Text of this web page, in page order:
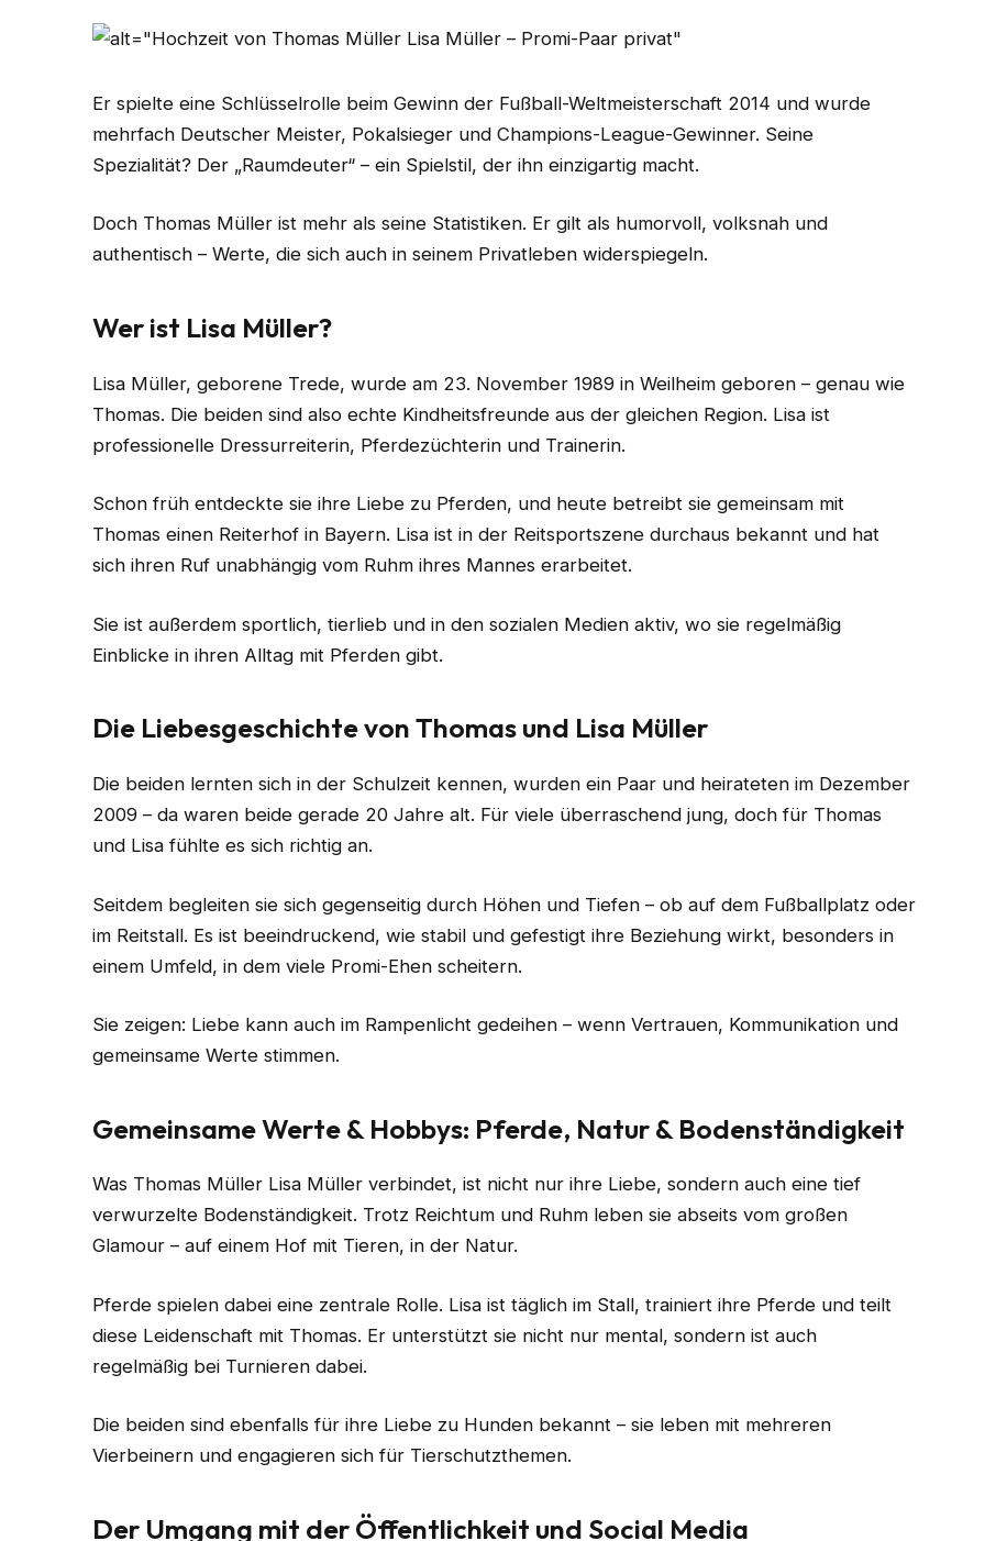
Er spielte eine Schlüsselrolle beim Gewinn der Fußball-Weltmeisterschaft 2014 und wurde
mehrfach Deutscher Meister, Pokalsieger und Champions-League-Gewinner. Seine
Spezialität? Der „Raumdeuter“ – ein Spielstil, der ihn einzigartig macht.
Doch Thomas Müller ist mehr als seine Statistiken. Er gilt als humorvoll, volksnah und
authentisch – Werte, die sich auch in seinem Privatleben widerspiegeln.
Wer ist Lisa Müller?
Lisa Müller, geborene Trede, wurde am 23. November 1989 in Weilheim geboren – genau wie
Thomas. Die beiden sind also echte Kindheitsfreunde aus der gleichen Region. Lisa ist
professionelle Dressurreiterin, Pferdezüchterin und Trainerin.
Schon früh entdeckte sie ihre Liebe zu Pferden, und heute betreibt sie gemeinsam mit
Thomas einen Reiterhof in Bayern. Lisa ist in der Reitsportszene durchaus bekannt und hat
sich ihren Ruf unabhängig vom Ruhm ihres Mannes erarbeitet.
Sie ist außerdem sportlich, tierlieb und in den sozialen Medien aktiv, wo sie regelmäßig
Einblicke in ihren Alltag mit Pferden gibt.
Die Liebesgeschichte von Thomas und Lisa Müller
Die beiden lernten sich in der Schulzeit kennen, wurden ein Paar und heirateten im Dezember
2009 – da waren beide gerade 20 Jahre alt. Für viele überraschend jung, doch für Thomas
und Lisa fühlte es sich richtig an.
Seitdem begleiten sie sich gegenseitig durch Höhen und Tiefen – ob auf dem Fußballplatz oder
im Reitstall. Es ist beeindruckend, wie stabil und gefestigt ihre Beziehung wirkt, besonders in
einem Umfeld, in dem viele Promi-Ehen scheitern.
Sie zeigen: Liebe kann auch im Rampenlicht gedeihen – wenn Vertrauen, Kommunikation und
gemeinsame Werte stimmen.
Gemeinsame Werte & Hobbys: Pferde, Natur & Bodenständigkeit
Was Thomas Müller Lisa Müller verbindet, ist nicht nur ihre Liebe, sondern auch eine tief
verwurzelte Bodenständigkeit. Trotz Reichtum und Ruhm leben sie abseits vom großen
Glamour – auf einem Hof mit Tieren, in der Natur.
Pferde spielen dabei eine zentrale Rolle. Lisa ist täglich im Stall, trainiert ihre Pferde und teilt
diese Leidenschaft mit Thomas. Er unterstützt sie nicht nur mental, sondern ist auch
regelmäßig bei Turnieren dabei.
Die beiden sind ebenfalls für ihre Liebe zu Hunden bekannt – sie leben mit mehreren
Vierbeinern und engagieren sich für Tierschutzthemen.
Der Umgang mit der Öffentlichkeit und Social Media